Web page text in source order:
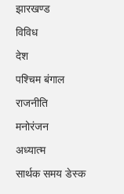
झारखण्ड
विविध
देश
पश्चिम बंगाल
राजनीति
मनोरंजन
अध्यात्म
सार्थक समय डेस्क